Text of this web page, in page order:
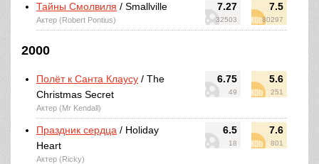
7.27
32503
7.5
80297
Тайны Смолвиля / Smallville
Актер (Robert Pontius)
2000
6.75
49
5.6
251
Полёт к Санта Клаусу / The
Christmas Secret
Актер (Mr Kendall)
6.5
18
7.6
801
Праздник сердца / Holiday
Heart
Актер (Ricky)